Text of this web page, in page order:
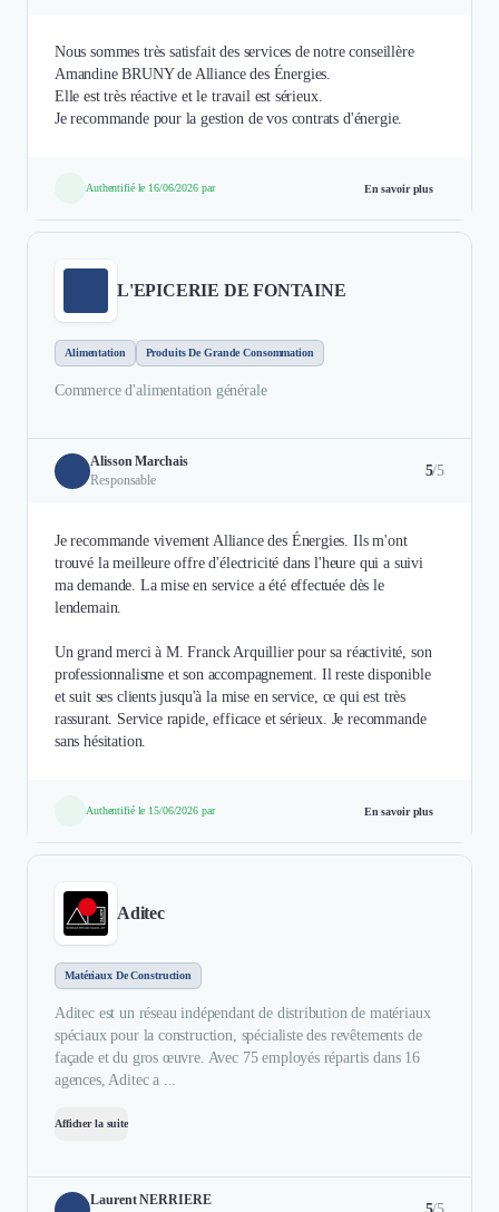
Nous sommes très satisfait des services de notre conseillère
Amandine BRUNY de Alliance des Énergies.
Elle est très réactive et le travail est sérieux.
Je recommande pour la gestion de vos contrats d'énergie.
Authentifié le 16/06/2026 par En savoir plus
L'EPICERIE DE FONTAINE
Alimentation Produits De Grande Consommation
Commerce d'alimentation générale
Alisson Marchais
Responsable
5/5
Je recommande vivement Alliance des Énergies. Ils m'ont
trouvé la meilleure offre d'électricité dans l'heure qui a suivi
ma demande. La mise en service a été effectuée dès le
lendemain.
Un grand merci à M. Franck Arquillier pour sa réactivité, son
professionnalisme et son accompagnement. Il reste disponible
et suit ses clients jusqu'à la mise en service, ce qui est très
rassurant. Service rapide, efficace et sérieux. Je recommande
sans hésitation.
Authentifié le 15/06/2026 par En savoir plus
Aditec
Matériaux De Construction
Aditec est un réseau indépendant de distribution de matériaux
spéciaux pour la construction, spécialiste des revêtements de
façade et du gros œuvre. Avec 75 employés répartis dans 16
agences, Aditec a ...
Afficher la suite
Laurent NERRIERE